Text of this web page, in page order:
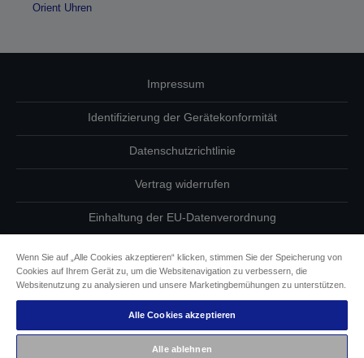
Orient Uhren
Impressum
Identifizierung der Gerätekonformität
Datenschutzrichtlinie
Vertrag widerrufen
Einhaltung der EU-Datenverordnung
Informationen zu Cookies
Epson Engagement für Barrierefreiheit
Wenn Sie auf „Alle Cookies akzeptieren“ klicken, stimmen Sie der Speicherung von
Cookies auf Ihrem Gerät zu, um die Websitenavigation zu verbessern, die
Websitenutzung zu analysieren und unsere Marketingbemühungen zu unterstützen.
Alle Cookies akzeptieren
Alle ablehnen